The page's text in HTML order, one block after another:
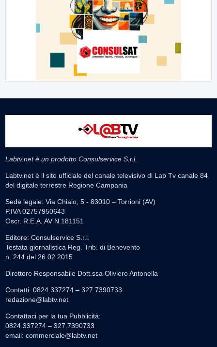
Labtv.net è un prodotto Consulservice S.r.l.
Labtv.net è il sito ufficiale del canale televisivo di Lab Tv canale 84
del digitale terrestre Regione Campania
Sede legale: Via Chiaio, 5 - 83010 – Torrioni (AV)
P.IVA 02757950643
Oscr. R.E.A. AV N.181151
Editore: Consulservice S.r.l.
Testata giornalistica Reg. Trib. di Benevento
n. 244 del 26.02.2015
Direttore Responsabile Dott.ssa Oliviero Antonella
Contatti: 0824.337274 – 327.7390733
redazione@labtv.net
Contattaci per la tua Pubblicità:
0824.337274 – 327.7390733
email: commerciale@labtv.net